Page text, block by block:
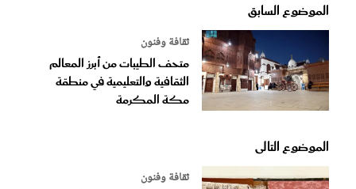
الموضوع السابق
ثقافة وفنون
متحف الطيبات من أبرز المعالم
الثقافية والتعليمية في منطقة
مكة المكرمة
الموضوع التالى
ثقافة وفنون